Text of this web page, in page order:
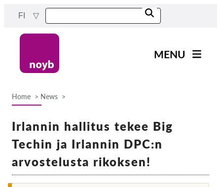
content
FI
MENU
Projektit
Home News
Irlannin hallitus tekee Big
Techin ja Irlannin DPC:n
arvostelusta rikoksen!